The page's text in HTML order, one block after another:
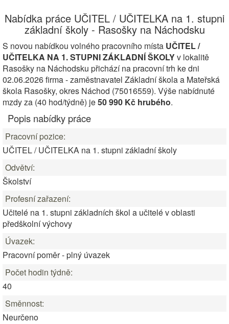
Nabídka práce UČITEL / UČITELKA na 1. stupni
základní školy - Rasošky na Náchodsku
S novou nabídkou volného pracovního místa UČITEL /
UČITELKA NA 1. STUPNI ZÁKLADNÍ ŠKOLYv lokalitě
Rasošky na Náchodsku přichází na pracovní trh ke dni
02.06.2026 firma - zaměstnavatel Základní škola a Mateřská
škola Rasošky, okres Náchod (75016559). Výše nabídnuté
mzdy za (40 hod/týdně) je50 990 Kč hrubého.
Popis nabídky práce
Pracovní pozice:
UČITEL / UČITELKA na 1. stupni základní školy
Odvětví:
Školství
Profesní zařazení:
Učitelé na 1. stupni základních škol a učitelé v oblasti
předškolní výchovy
Úvazek:
Pracovní poměr - plný úvazek
Počet hodin týdně:
40
Směnnost:
Neurčeno